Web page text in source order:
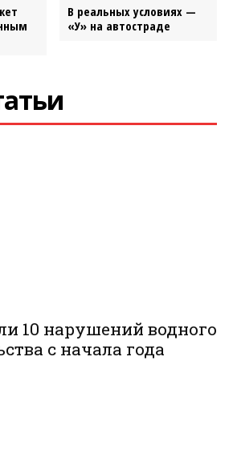
В реальных условиях —
«У» на автостраде
10 нарушений водного
с начала года